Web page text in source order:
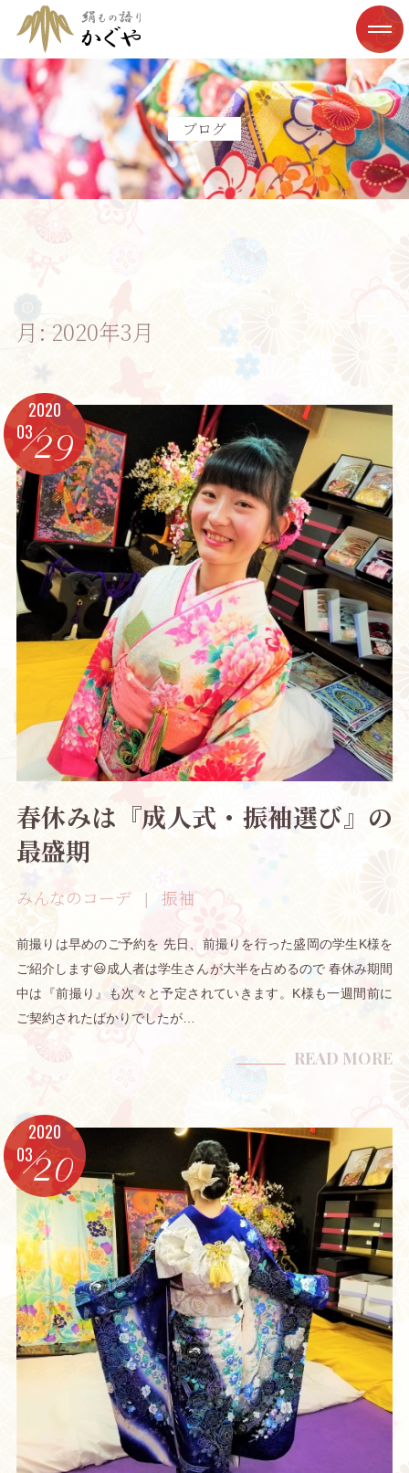
ブログ
月: 2020年3月
2020
0329
春休みは『成人式・振袖選び』の
最盛期
みんなのコーデ 振袖
前撮りは早めのご予約を 先日、前撮りを行った盛岡の学生K様を
ご紹介します😃成人者は学生さんが大半を占めるので 春休み期間
中は『前撮り』も次々と予定されていきます。K様も一週間前に
ご契約されたばかりでしたが…
READ MORE
2020
0320